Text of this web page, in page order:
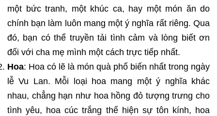
một bức tranh, một khúc ca, hay một món ăn do
chính bạn làm luôn mang một ý nghĩa rất riêng. Qua
đó, bạn có thể truyền tải tình cảm và lòng biết ơn
đối với cha mẹ mình một cách trực tiếp nhất.
Hoa: Hoa có lẽ là món quà phổ biến nhất trong ngày
lễ Vu Lan. Mỗi loại hoa mang một ý nghĩa khác
nhau, chẳng hạn như hoa hồng đỏ tượng trưng cho
tình yêu, hoa cúc trắng thể hiện sự tôn kính, hoa